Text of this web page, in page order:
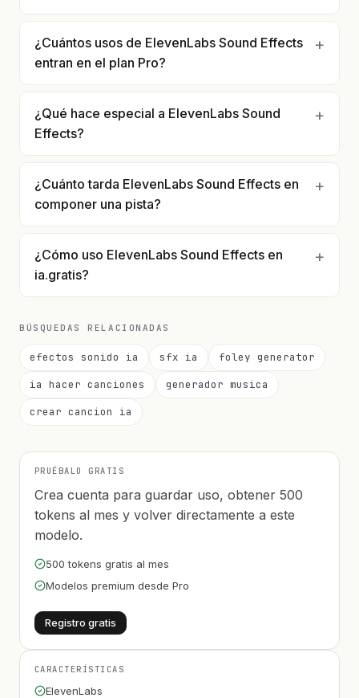
¿Cuántos usos de ElevenLabs Sound Effects
entran en el plan Pro?
¿Qué hace especial a ElevenLabs Sound
Effects?
¿Cuánto tarda ElevenLabs Sound Effects en
componer una pista?
¿Cómo uso ElevenLabs Sound Effects en
ia.gratis?
BÚSQUEDAS RELACIONADAS
efectos sonido ia sfx ia
foley generator
ia hacer canciones
generador musica
crear cancion ia
PRUÉBALO GRATIS
Crea cuenta para guardar uso, obtener 500
tokens al mes y volver directamente a este
modelo.
500 tokens gratis al mes
Modelos premium desde Pro
Registro gratis
CARACTERÍSTICAS
ElevenLabs